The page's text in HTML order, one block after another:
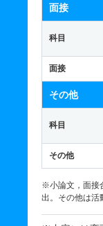
面接
科目
面接
その他
科目
その他
※小論文，面接
出。その他は活